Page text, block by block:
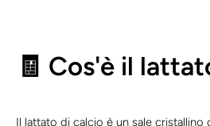
🧾 Cos'è il
Il lattato di calcio è un sale cristallino